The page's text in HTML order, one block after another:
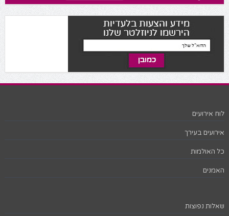
לוח אירועים
אירועים בעירך
כל האולמות
האמנים
שאלות נפוצות